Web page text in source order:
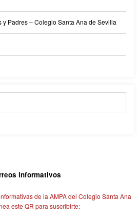
y Padres – Colegio Santa Ana de Sevilla
informativos
de la AMPA del Colegio Santa Ana
este QR para suscribirte: